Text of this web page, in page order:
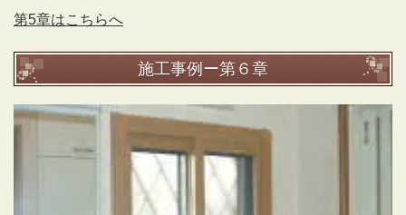
第5章はこちらへ
施工事例ー第６章